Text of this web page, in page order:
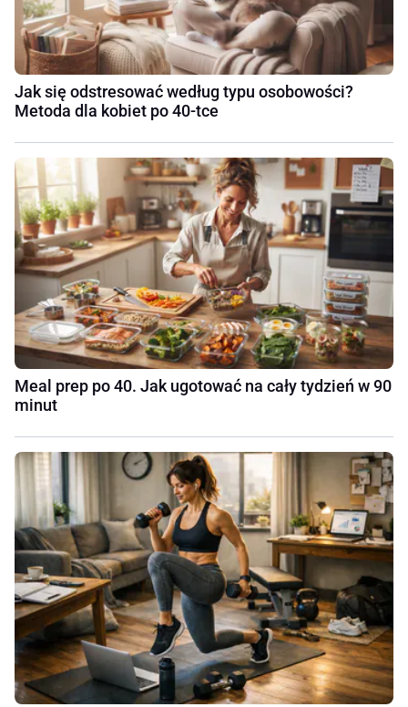
Jak się odstresować według typu osobowości?
Metoda dla kobiet po 40-tce
Meal prep po 40. Jak ugotować na cały tydzień w 90
minut